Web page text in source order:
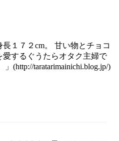
１７２cm。 甘い物とチョコ
するぐうたらオタク主婦で
(http://taratarimainichi.blog.jp/)